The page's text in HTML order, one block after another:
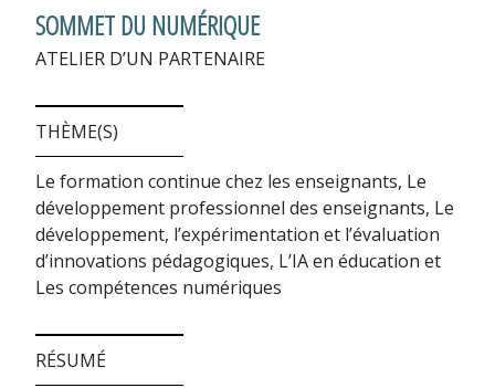
SOMMET DU NUMÉRIQUE
ATELIER D’UN PARTENAIRE
THÈME(S)
Le formation continue chez les enseignants, Le
développement professionnel des enseignants, Le
développement, l’expérimentation et l’évaluation
d’innovations pédagogiques, L’IA en éducation et
Les compétences numériques
RÉSUMÉ